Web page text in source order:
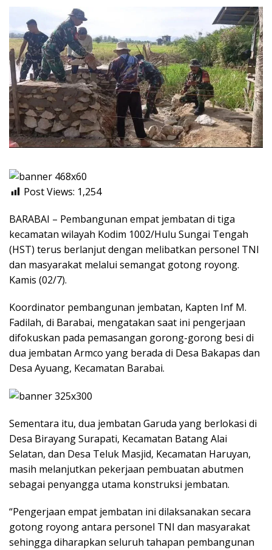
Post Views: 1,254
BARABAI – Pembangunan empat jembatan di tiga
kecamatan wilayah Kodim 1002/Hulu Sungai Tengah
(HST) terus berlanjut dengan melibatkan personel TNI
dan masyarakat melalui semangat gotong royong.
Kamis (02/7).
Koordinator pembangunan jembatan, Kapten Inf M.
Fadilah, di Barabai, mengatakan saat ini pengerjaan
difokuskan pada pemasangan gorong-gorong besi di
dua jembatan Armco yang berada di Desa Bakapas dan
Desa Ayuang, Kecamatan Barabai.
Sementara itu, dua jembatan Garuda yang berlokasi di
Desa Birayang Surapati, Kecamatan Batang Alai
Selatan, dan Desa Teluk Masjid, Kecamatan Haruyan,
masih melanjutkan pekerjaan pembuatan abutmen
sebagai penyangga utama konstruksi jembatan.
“Pengerjaan empat jembatan ini dilaksanakan secara
gotong royong antara personel TNI dan masyarakat
sehingga diharapkan seluruh tahapan pembangunan